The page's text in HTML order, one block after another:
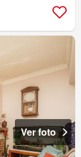
Ver foto